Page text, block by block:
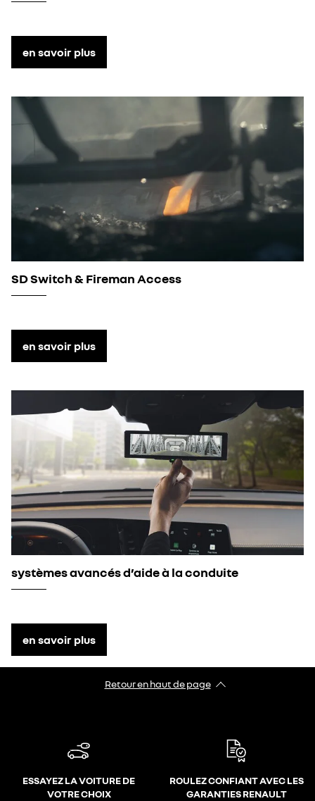
en savoir plus
SD Switch & Fireman Access
en savoir plus
systèmes avancés d’aide à la conduite
en savoir plus
Retour en haut de page
ESSAYEZ LA VOITURE DE
VOTRE CHOIX
ROULEZ CONFIANT AVEC LES
GARANTIES RENAULT